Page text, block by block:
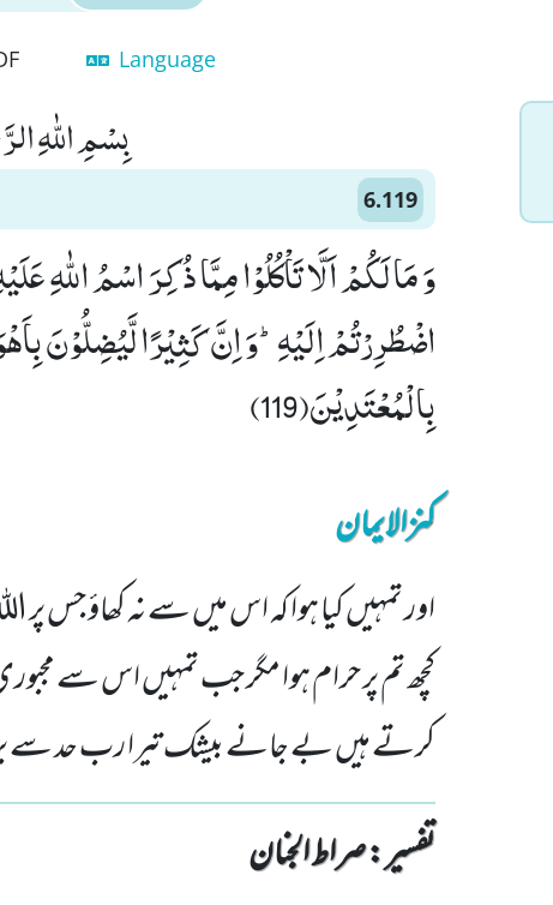
Language
بِسْمِ اللّٰهِ
6.119
وَ مَا لَكُمْ اَلَّا تَاْكُلُوْا مِمَّا ذُكِرَ اسْمُ
اضْطُرِرْتُمْ اِلَیْهِؕ-وَ اِنَّ كَثِیْرًا لَّیُضِلُّوْنَ
بِالْمُعْتَدِیْنَ(119)
کنزالایمان
اور تمہیں کیا ہوا کہ اس میں سے نہ کھاؤ جس پر
کچھ تم پر حرام ہوا مگر جب تمہیں اس سے
کرتے ہیں بے جانے بیشک تیرا رب حد سے
تفسیر : ‎صراط الجنان